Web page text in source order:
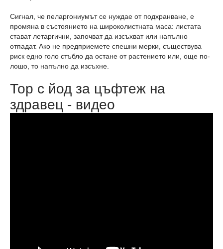
Сигнал, че пеларгониумът се нуждае от подхранване, е
промяна в състоянието на широколистната маса: листата
стават летаргични, започват да изсъхват или напълно
отпадат. Ако не предприемете спешни мерки, съществува
риск едно голо стъбло да остане от растението или, още по-
лошо, то напълно да изсъхне.
Тор с йод за цъфтеж на
здравец - видео